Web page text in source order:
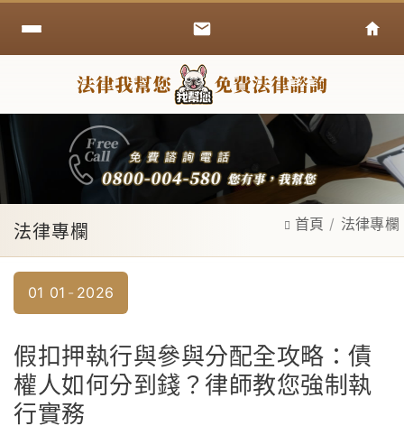
法律專欄 首頁 法律專欄
01 01 2026
假扣押執行與參與分配全攻略：債
權人如何分到錢？律師教您強制執
行實務